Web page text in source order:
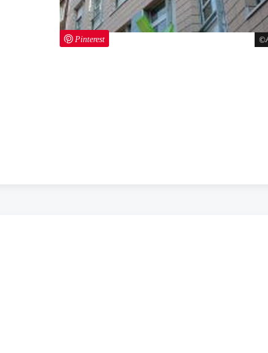
Pinterest